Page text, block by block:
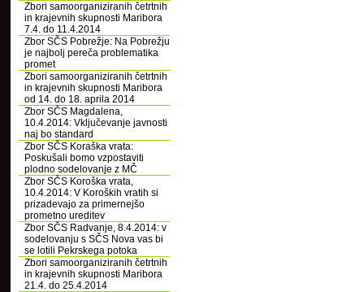
Zbori samoorganiziranih četrtnih
in krajevnih skupnosti Maribora
7.4. do 11.4.2014
Zbor SČS Pobrežje: Na Pobrežju
je najbolj pereča problematika
promet
Zbori samoorganiziranih četrtnih
in krajevnih skupnosti Maribora
od 14. do 18. aprila 2014
Zbor SČS Magdalena,
10.4.2014: Vključevanje javnosti
naj bo standard
Zbor SČS Koraška vrata:
Poskušali bomo vzpostaviti
plodno sodelovanje z MČ
Zbor SČS Koroška vrata,
10.4.2014: V Koroških vratih si
prizadevajo za primernejšo
prometno ureditev
Zbor SČS Radvanje, 8.4.2014: v
sodelovanju s SČS Nova vas bi
se lotili Pekrskega potoka
Zbori samoorganiziranih četrtnih
in krajevnih skupnosti Maribora
21.4. do 25.4.2014